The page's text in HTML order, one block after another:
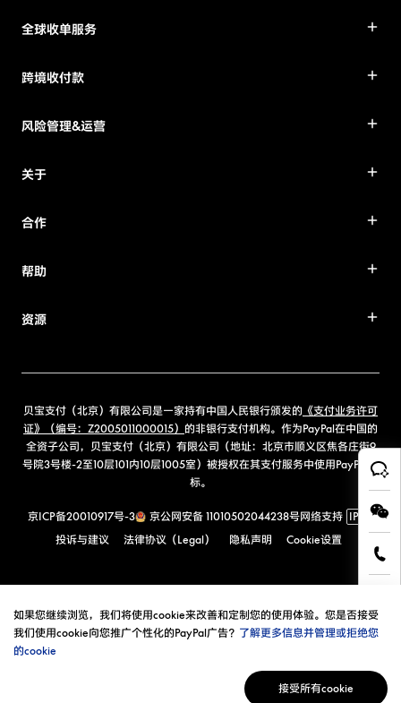
全球收单服务
跨境收付款
风险管理&运营
关于
合作
帮助
资源
贝宝支付（北京）有限公司是一家持有中国人民银行颁发的 《支付业务许可
证》（编号：Z2005011000015） 的非银行支付机构。作为PayPal在中国的
全资子公司，贝宝支付（北京）有限公司（地址：北京市顺义区焦各庄街9
号院3号楼-2至10层101内10层1005室）被授权在其支付服务中使用PayPal商
标。
京ICP备20010917号-3 京公网安备 11010502044238号网络支持 IPv6
投诉与建议
法律协议（Legal） 隐私声明 Cookie设置
如果您继续浏览，我们将使用cookie来改善和定制您的使用体验。您是否接受
我们使用cookie向您推广个性化的PayPal广告？ 了解更多信息并管理或拒绝您
的cookie
接受所有cookie